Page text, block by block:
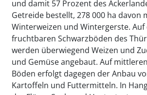
und damit 57 Prozent des
Getreide bestellt, 278 000 ha davon
Winterweizen und Wintergerste. Auf
fruchtbaren Schwarzböden des
werden überwiegend Weizen und
und Gemüse angebaut. Auf
Böden erfolgt dagegen der Anbau
Kartoffeln und Futtermitteln. In